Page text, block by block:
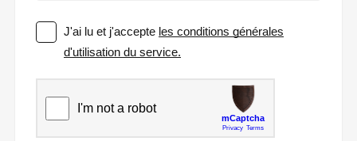
J'ai lu et j'accepte les conditions générales
d'utilisation du service.